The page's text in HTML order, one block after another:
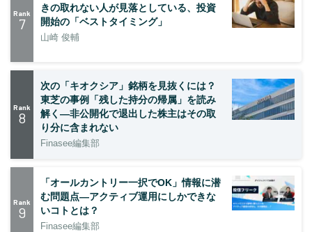
Rank
7
きの取れない人が見落としている、投資
開始の「ベストタイミング」
山崎 俊輔
Rank
8
次の「キオクシア」銘柄を見抜くには？
東芝の事例「残した持分の帰属」を読み
解く—非公開化で退出した株主はその取
り分に含まれない
Finasee編集部
Rank
9
「オールカントリー一択でOK」情報に潜
む問題点―アクティブ運用にしかできな
いコトとは？
Finasee編集部